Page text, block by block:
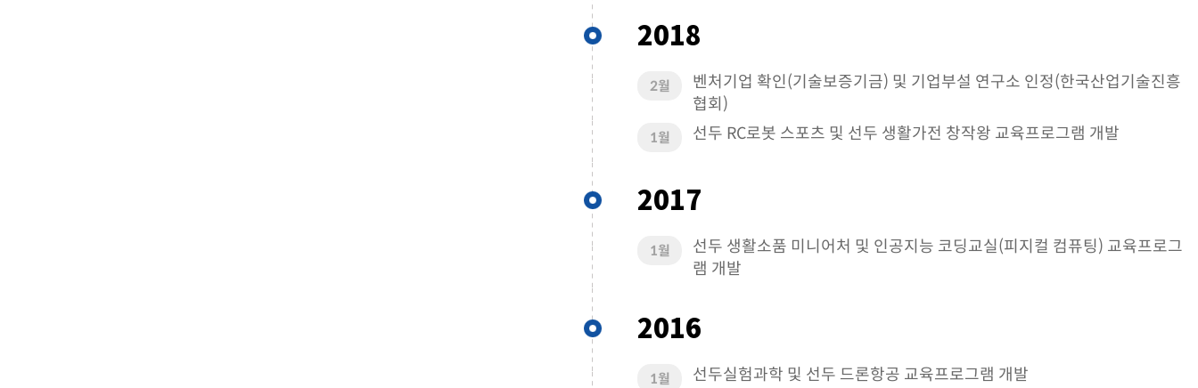
2018
2월
벤처기업 확인(기술보증기금) 및 기업부설 연구소 인정(한국산업기술진흥
협회)
1월 선두 RC로봇 스포츠 및 선두 생활가전 창작왕 교육프로그램 개발
2017
1월
선두 생활소품 미니어처 및 인공지능 코딩교실(피지컬 컴퓨팅) 교육프로그
램 개발
2016
1월 선두실험과학 및 선두 드론항공 교육프로그램 개발